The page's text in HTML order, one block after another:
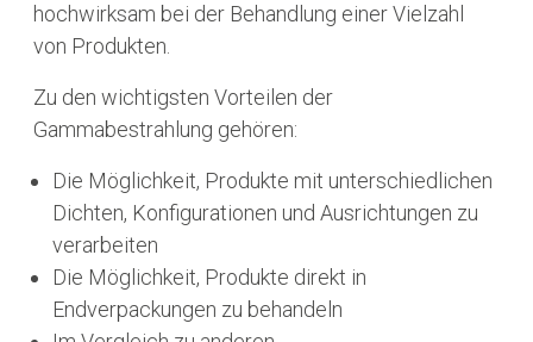
hochwirksam bei der Behandlung einer Vielzahl
von Produkten.
Zu den wichtigsten Vorteilen der
Gammabestrahlung gehören:
Die Möglichkeit, Produkte mit unterschiedlichen
Dichten, Konfigurationen und Ausrichtungen zu
verarbeiten
Die Möglichkeit, Produkte direkt in
Endverpackungen zu behandeln